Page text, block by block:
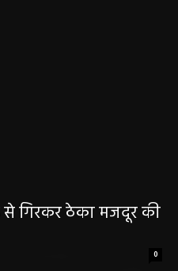
से गिरकर ठेका मजदूर की
0